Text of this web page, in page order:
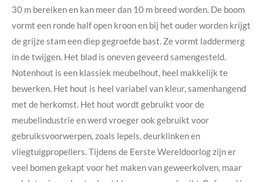
30 m bereiken en kan meer dan 10 m breed worden. De boom
vormt een ronde half open kroon en bij het ouder worden krijgt
de grijze stam een diep gegroefde bast. Ze vormt laddermerg
in de twijgen. Het blad is oneven geveerd samengesteld.
Notenhout is een klassiek meubelhout, heel makkelijk te
bewerken. Het hout is heel variabel van kleur, samenhangend
met de herkomst. Het hout wordt gebruikt voor de
meubelindustrie en werd vroeger ook gebruikt voor
gebruiksvoorwerpen, zoals lepels, deurklinken en
vliegtuigpropellers. Tijdens de Eerste Wereldoorlog zijn er
veel bomen gekapt voor het maken van geweerkolven, maar